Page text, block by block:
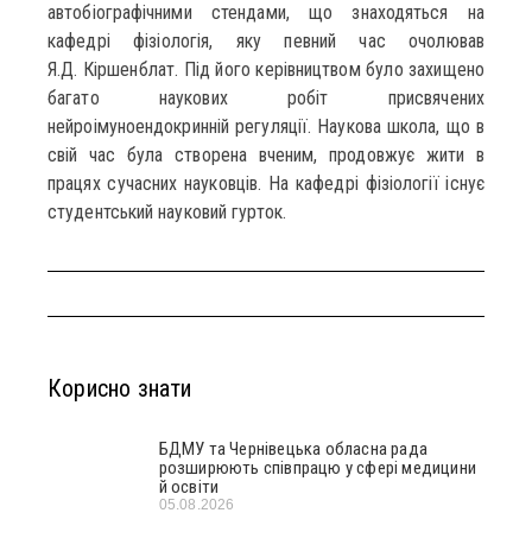
автобіографічними стендами, що знаходяться на
кафедрі фізіологія, яку певний час очолював
Я.Д. Кіршенблат. Під його керівництвом було захищено
багато наукових робіт присвячених
нейроімуноендокринній регуляції. Наукова школа, що в
свій час була створена вченим, продовжує жити в
працях сучасних науковців. На кафедрі фізіології існує
студентський науковий гурток.
Корисно знати
БДМУ та Чернівецька обласна рада
розширюють співпрацю у сфері медицини
й освіти
05.08.2026